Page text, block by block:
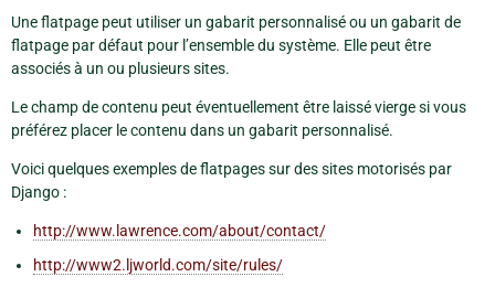
Une flatpage peut utiliser un gabarit personnalisé ou un gabarit de
flatpage par défaut pour l’ensemble du système. Elle peut être
associés à un ou plusieurs sites.
Le champ de contenu peut éventuellement être laissé vierge si vous
préférez placer le contenu dans un gabarit personnalisé.
Voici quelques exemples de flatpages sur des sites motorisés par
Django :
http://www.lawrence.com/about/contact/
http://www2.ljworld.com/site/rules/